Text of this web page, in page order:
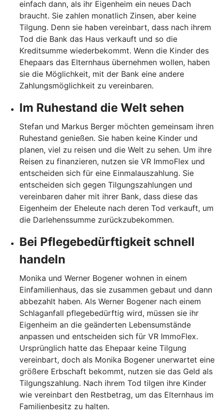
einfach dann, als ihr Eigenheim ein neues Dach
braucht. Sie zahlen monatlich Zinsen, aber keine
Tilgung. Denn sie haben vereinbart, dass nach ihrem
Tod die Bank das Haus verkauft und so die
Kreditsumme wiederbekommt. Wenn die Kinder des
Ehepaars das Elternhaus übernehmen wollen, haben
sie die Möglichkeit, mit der Bank eine andere
Zahlungsmöglichkeit zu vereinbaren.
Im Ruhestand die Welt sehen
Stefan und Markus Berger möchten gemeinsam ihren
Ruhestand genießen. Sie haben keine Kinder und
planen, viel zu reisen und die Welt zu sehen. Um ihre
Reisen zu finanzieren, nutzen sie VR ImmoFlex und
entscheiden sich für eine Einmalauszahlung. Sie
entscheiden sich gegen Tilgungszahlungen und
vereinbaren daher mit ihrer Bank, dass diese das
Eigenheim der Eheleute nach deren Tod verkauft, um
die Darlehenssumme zurückzubekommen.
Bei Pflegebedürftigkeit schnell
handeln
Monika und Werner Bogener wohnen in einem
Einfamilienhaus, das sie zusammen gebaut und dann
abbezahlt haben. Als Werner Bogener nach einem
Schlaganfall pflegebedürftig wird, müssen sie ihr
Eigenheim an die geänderten Lebensumstände
anpassen und entscheiden sich für VR ImmoFlex.
Ursprünglich hatte das Ehepaar keine Tilgung
vereinbart, doch als Monika Bogener unerwartet eine
größere Erbschaft bekommt, nutzen sie das Geld als
Tilgungszahlung. Nach ihrem Tod tilgen ihre Kinder
wie vereinbart den Restbetrag, um das Elternhaus im
Familienbesitz zu halten.